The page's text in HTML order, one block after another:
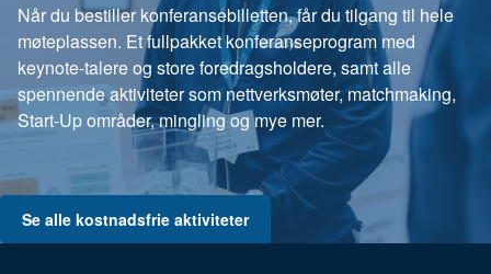
Når du bestiller konferansebilletten, får du tilgang til hele
møteplassen. Et fullpakket konferanseprogram med
keynote-talere og store foredragsholdere, samt alle
spennende aktiviteter som nettverksmøter, matchmaking,
Start-Up områder, mingling og mye mer.
Se alle kostnadsfrie aktiviteter